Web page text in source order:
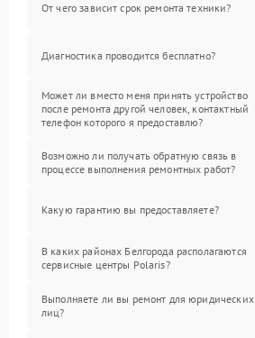
От чего зависит срок ремонта техники?
Диагностика проводится бесплатно?
Может ли вместо меня принять устройство
после ремонта другой человек, контактный
телефон которого я предоставлю?
Возможно ли получать обратную связь в
процессе выполнения ремонтных работ?
Какую гарантию вы предоставляете?
В каких районах Белгорода располагаются
сервисные центры Polaris?
Выполняете ли вы ремонт для юридических
лиц?